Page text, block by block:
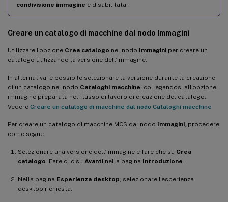
condivisione immagine è disabilitata.
Creare un catalogo di macchine dal nodo Immagini
Utilizzare l’opzione Crea catalogo nel nodo Immagini per creare un
catalogo utilizzando la versione dell’immagine.
In alternativa, è possibile selezionare la versione durante la creazione
di un catalogo nel nodo Cataloghi macchine , collegandosi all’opzione
immagine preparata nel flusso di lavoro di creazione del catalogo.
Vedere Creare un catalogo di macchine dal nodo Cataloghi macchine
Per creare un catalogo di macchine MCS dal nodo Immagini , procedere
come segue:
Selezionare una versione dell’immagine e fare clic su Crea
catalogo . Fare clic su Avanti nella pagina Introduzione
Nella pagina Esperienza desktop , selezionare l’esperienza
desktop richiesta.